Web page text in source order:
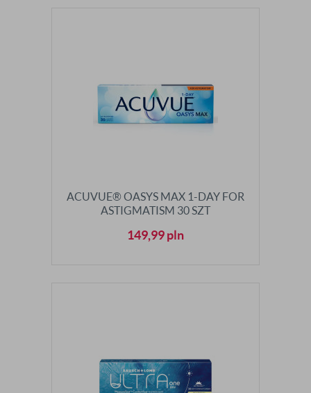
ACUVUE® OASYS MAX 1-DAY FOR
ASTIGMATISM 30 SZT
149,99pln